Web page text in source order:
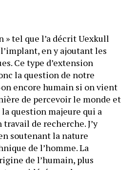
» tel que l’a décrit Uexkull
l’implant, en y ajoutant les
Ce type d’extension
la question de notre
encore humain si on vient
de percevoir le monde et
la question majeure qui a
de recherche. J’y
soutenant la nature
de l’homme. La
de l’humain, plus